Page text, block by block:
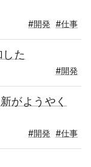
#開発 #仕事
た
#開発
がようやく
#開発 #仕事